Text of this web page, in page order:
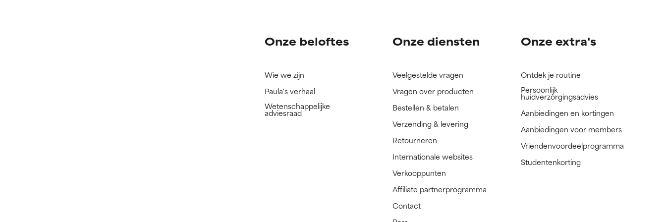
Onze beloftes
Wie we zijn
Paula's verhaal
Wetenschappelijke
adviesraad
Onze diensten
Veelgestelde vragen
Vragen over producten
Bestellen & betalen
Verzending & levering
Retourneren
Internationale websites
Verkooppunten
Affiliate partnerprogramma
Contact
Onze extra's
Ontdek je routine
Persoonlijk
huidverzorgingsadvies
Aanbiedingen en kortingen
Aanbiedingen voor members
Vriendenvoordeelprogramma
Studentenkorting